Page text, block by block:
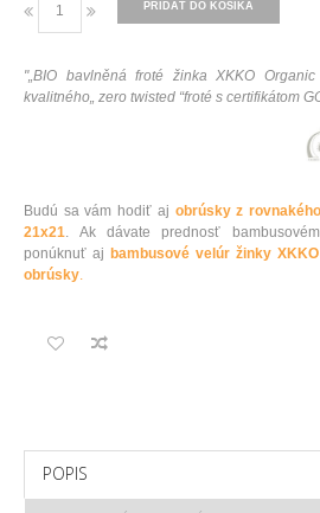
PRIDAŤ DO KOŠÍKA
"„BIO bavlněná froté žinka XKKO
kvalitného„ zero twisted “froté s certifikátom
Budú sa vám hodiť aj obrúsky z
21x21.
Ak dávate prednosť
ponúknuť aj bambusové velúr žinky
obrúsky.
POPIS